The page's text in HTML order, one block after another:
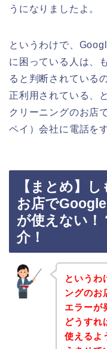
うになりましたよ。
というわけで、
に困っている人は、
ると判断されている
正利用されている、
クリーニングのお店
ペイ）会社に電話を
【まとめ】
お店で
が使えない！
介！
というわ
ングのお
エラーが
どうす
使えるよ